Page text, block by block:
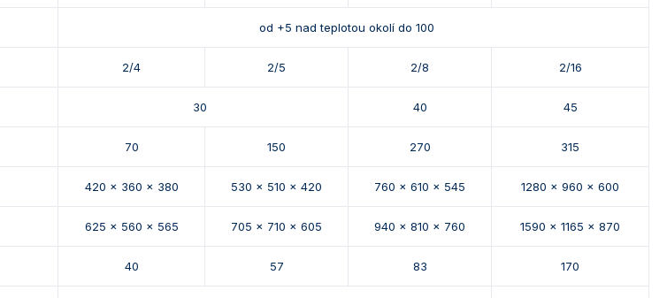
od +5 nad teplotou okolí do 100
2/4 2/5 2/8 2/16
30 40 45
70 150 270 315
420 x 360 x 380 530 x 510 x 420 760 x 610 x 545 1280 x 960 x 600
625 x 560 x 565 705 x 710 x 605 940 x 810 x 760 1590 x 1165 x 870
40 57 83 170